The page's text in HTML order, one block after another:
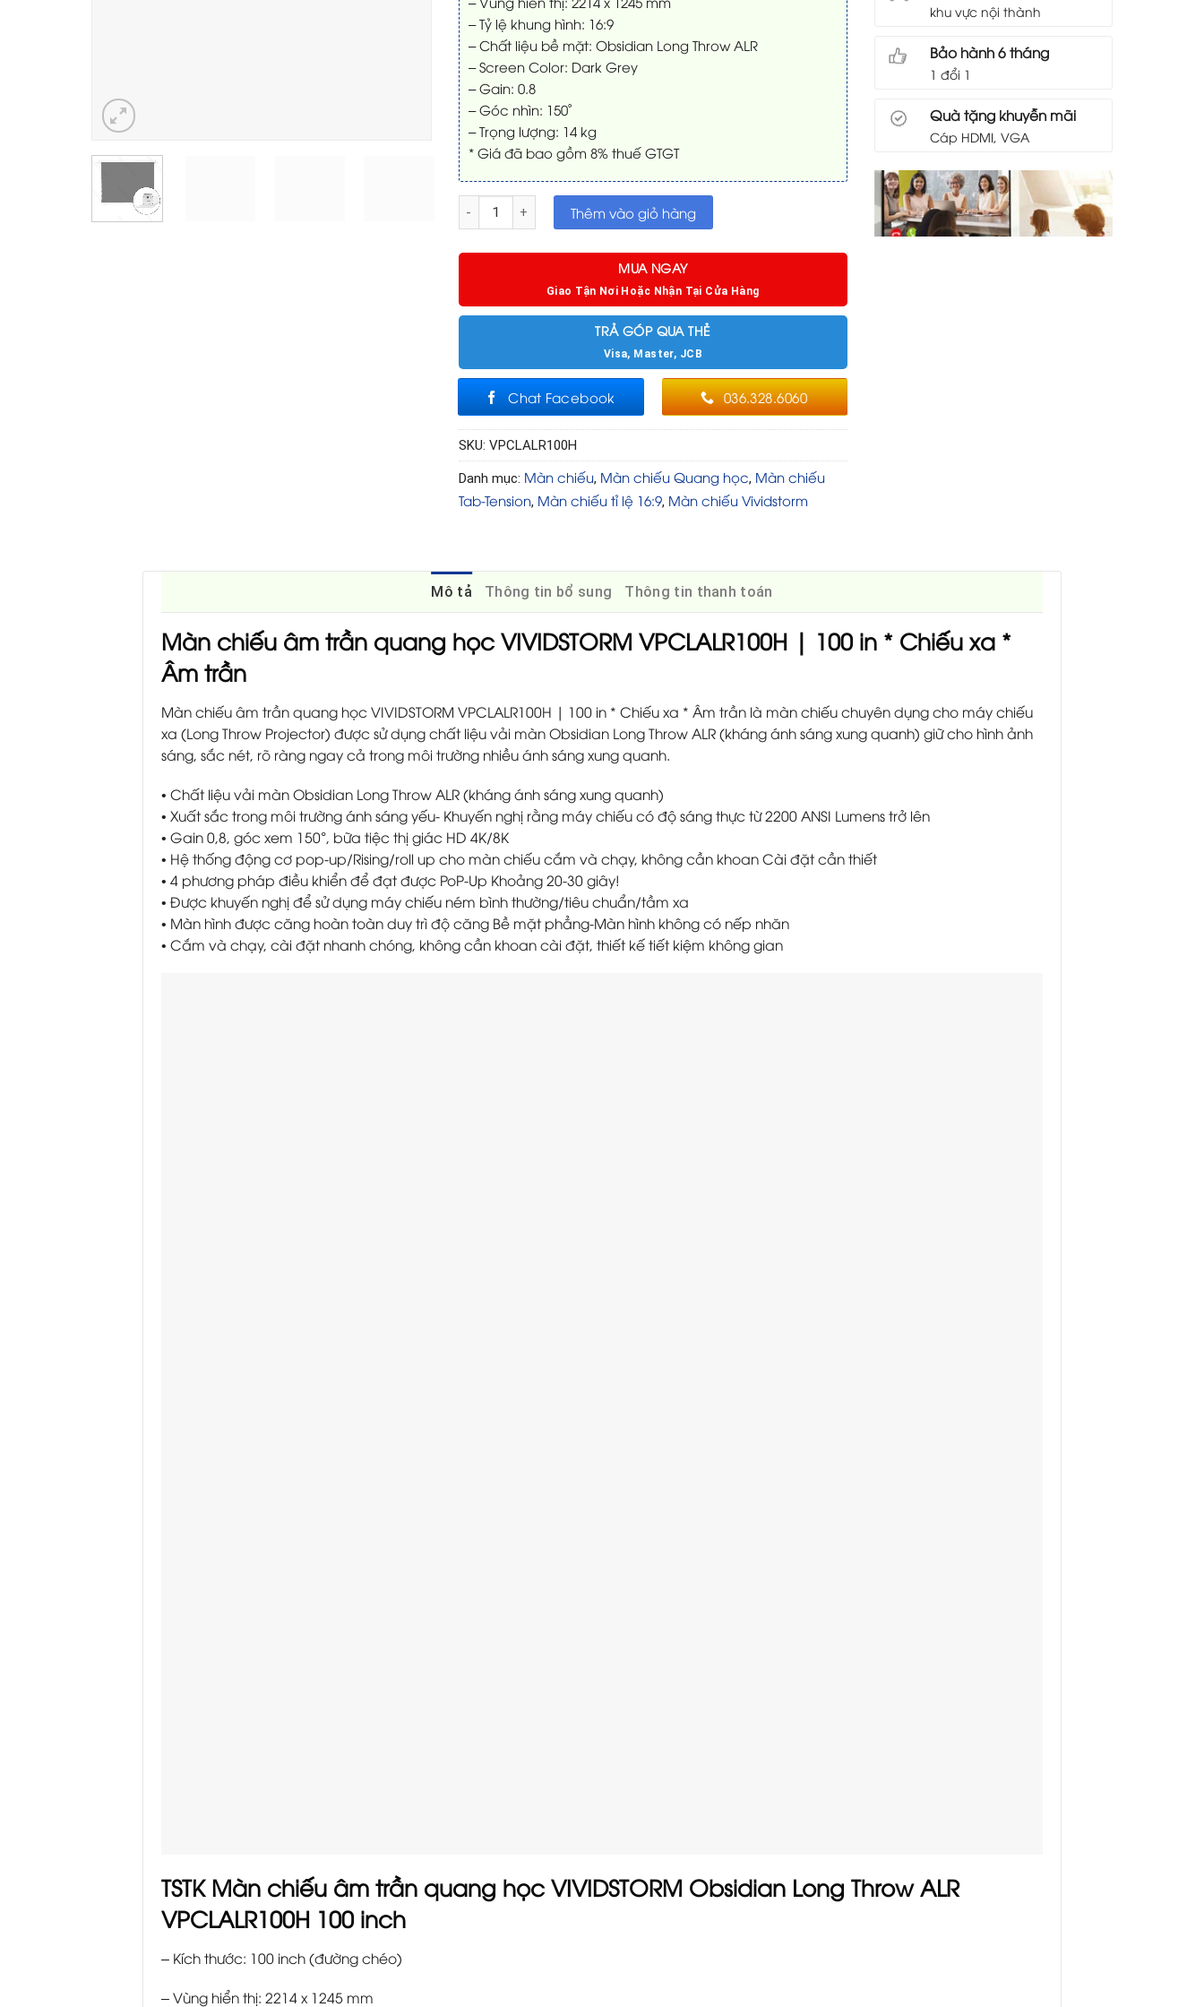
sao
– Tỷ lệ khung hình: 16:9
– Chất liệu bề mặt: Obsidian Long Throw ALR
– Screen Color: Dark Grey
– Gain: 0.8
– Góc nhìn: 150˚
– Trọng lượng: 14 kg
* Giá đã bao gồm 8% thuế GTGT
Màn chiếu âm trần quang học VIVIDSTORM VPCLALR100H | 100 in * Chiếu xa * Âm trần số lượng
Thêm vào giỏ hàng
MUA NGAY
Giao Tận Nơi Hoặc Nhận Tại Cửa Hàng
TRẢ GÓP QUA THẺ
Visa, Master, JCB
Chat Facebook 036.328.6060
SKU: VPCLALR100H
Danh mục: Màn chiếu, Màn chiếu Quang học, Màn chiếu
Tab-Tension, Màn chiếu tỉ lệ 16:9, Màn chiếu Vividstorm
khu vực nội thành
Bảo hành 6 tháng
1 đổi 1
Quà tặng khuyễn mãi
Cáp HDMI, VGA
Mô tả Thông tin bổ sung Thông tin thanh toán
Màn chiếu âm trần quang học VIVIDSTORM VPCLALR100H | 100 in * Chiếu xa *
Âm trần
Màn chiếu âm trần quang học VIVIDSTORM VPCLALR100H | 100 in * Chiếu xa * Âm trần là màn chiếu chuyên dụng cho máy chiếu
xa (Long Throw Projector) được sử dụng chất liệu vải màn Obsidian Long Throw ALR (kháng ánh sáng xung quanh) giữ cho hình ảnh
sáng, sắc nét, rõ ràng ngay cả trong môi trường nhiều ánh sáng xung quanh.
• Chất liệu vải màn Obsidian Long Throw ALR (kháng ánh sáng xung quanh)
• Xuất sắc trong môi trường ánh sáng yếu- Khuyến nghị rằng máy chiếu có độ sáng thực từ 2200 ANSI Lumens trở lên
• Gain 0,8, góc xem 150°, bữa tiệc thị giác HD 4K/8K
• Hệ thống động cơ pop-up/Rising/roll up cho màn chiếu cắm và chạy, không cần khoan Cài đặt cần thiết
• 4 phương pháp điều khiển để đạt được PoP-Up Khoảng 20-30 giây!
• Được khuyến nghị để sử dụng máy chiếu ném bình thường/tiêu chuẩn/tầm xa
• Màn hình được căng hoàn toàn duy trì độ căng Bề mặt phẳng-Màn hình không có nếp nhăn
• Cắm và chạy, cài đặt nhanh chóng, không cần khoan cài đặt, thiết kế tiết kiệm không gian
TSTK Màn chiếu âm trần quang học VIVIDSTORM Obsidian Long Throw ALR
VPCLALR100H 100 inch
– Kích thước: 100 inch (đường chéo)
– Vùng hiển thị: 2214 x 1245 mm